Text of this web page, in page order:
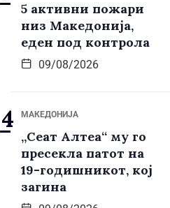
5 активни пожари
низ Македонија,
еден под контрола
09/08/2026
МАКЕДОНИЈА
„Сеат Алтеа“ му го
пресекла патот на
19-годишникот, кој
загина